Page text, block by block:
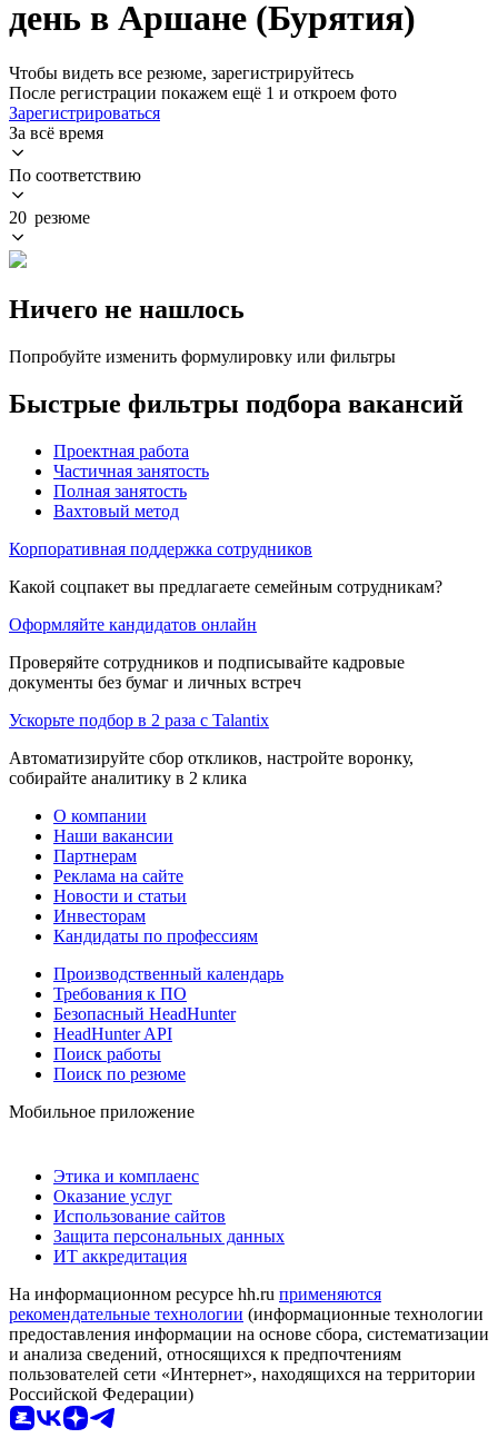
день в Аршане (Бурятия)
Чтобы видеть все резюме, зарегистрируйтесь
После регистрации покажем ещё 1 и откроем фото
Зарегистрироваться
За всё время
По соответствию
20 резюме
Ничего не нашлось
Попробуйте изменить формулировку или фильтры
Быстрые фильтры подбора вакансий
Проектная работа
Частичная занятость
Полная занятость
Вахтовый метод
Корпоративная поддержка сотрудников
Какой соцпакет вы предлагаете семейным сотрудникам?
Оформляйте кандидатов онлайн
Проверяйте сотрудников и подписывайте кадровые
документы без бумаг и личных встреч
Ускорьте подбор в 2 раза с Talantix
Автоматизируйте сбор откликов, настройте воронку,
собирайте аналитику в 2 клика
О компании
Наши вакансии
Партнерам
Реклама на сайте
Новости и статьи
Инвесторам
Кандидаты по профессиям
Производственный календарь
Требования к ПО
Безопасный HeadHunter
HeadHunter API
Поиск работы
Поиск по резюме
Мобильное приложение
Этика и комплаенс
Оказание услуг
Использование сайтов
Защита персональных данных
ИТ аккредитация
На информационном ресурсе hh.ru применяются
рекомендательные технологии (информационные технологии
предоставления информации на основе сбора, систематизации
и анализа сведений, относящихся к предпочтениям
пользователей сети «Интернет», находящихся на территории
Российской Федерации)